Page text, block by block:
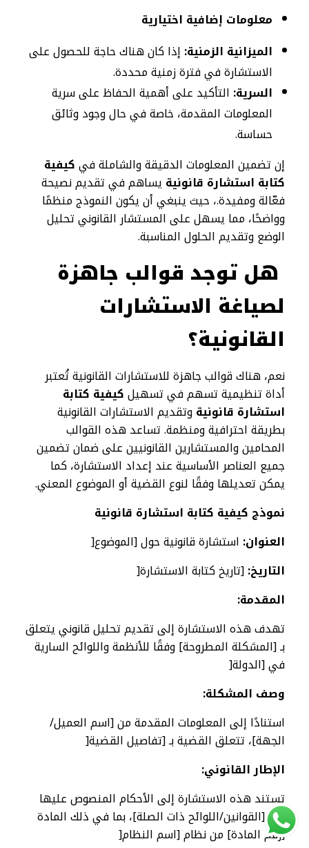
معلومات إضافية اختيارية
الميزانية الزمنية: إذا كان هناك حاجة للحصول على
الاستشارة في فترة زمنية محددة.
السرية: التأكيد على أهمية الحفاظ على سرية
المعلومات المقدمة، خاصة في حال وجود وثائق
حساسة.
إن تضمين المعلومات الدقيقة والشاملة فيكيفية
كتابة استشارة قانونية يساهم في تقديم نصيحة
فعّالة ومفيدة.، حيث ينبغي أن يكون النموذج منظمًا
وواضحًا، مما يسهل على المستشار القانوني تحليل
الوضع وتقديم الحلول المناسبة.
هل توجد قوالب جاهزة
لصياغة الاستشارات
القانونية؟
نعم، هناك قوالب جاهزة للاستشارات القانونية تُعتبر
أداة تنظيمية تسهم في تسهيلكيفية كتابة
استشارة قانونيةوتقديم الاستشاراتالقانونية
بطريقة احترافية ومنظمة. تساعد هذه القوالب
المحامين والمستشارين القانونيين على ضمان تضمين
جميع العناصر الأساسية عند إعداد الاستشارة، كما
يمكن تعديلها وفقًا لنوع القضية أو الموضوع المعني.
نموذج كيفية كتابة استشارة قانونية
العنوان: استشارة قانونية حول [الموضوع[
التاريخ:[تاريخ كتابة الاستشارة[
المقدمة:
تهدف هذه الاستشارة إلى تقديم تحليل قانوني يتعلق
بـ [المشكلة المطروحة] وفقًا للأنظمة واللوائح السارية
في [الدولة[
وصف المشكلة:
استنادًا إلى المعلومات المقدمة من [اسم العميل/
الجهة]، تتعلق القضية بـ [تفاصيل القضية[
الإطار القانوني:
تستند هذه الاستشارة إلى الأحكام المنصوص عليها
في [القوانين/اللوائح ذات الصلة]، بما في ذلك المادة
[رقم المادة] من نظام [اسم النظام[